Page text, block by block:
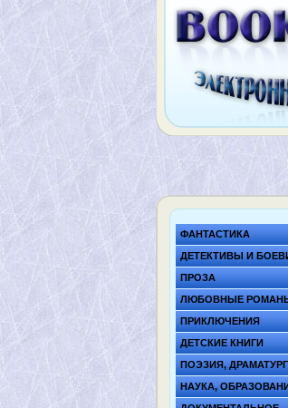
ФАНТАСТИКА
ДЕТЕКТИВЫ И
ПРОЗА
ЛЮБОВНЫЕ
ПРИКЛЮЧЕНИЯ
ДЕТСКИЕ КНИГИ
ПОЭЗИЯ,
НАУКА,